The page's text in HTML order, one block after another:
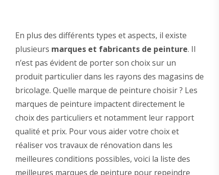
En plus des différents types et aspects, il existe
plusieurs marques et fabricants de peinture. Il
n’est pas évident de porter son choix sur un
produit particulier dans les rayons des magasins de
bricolage. Quelle marque de peinture choisir ? Les
marques de peinture impactent directement le
choix des particuliers et notamment leur rapport
qualité et prix. Pour vous aider votre choix et
réaliser vos travaux de rénovation dans les
meilleures conditions possibles, voici la liste des
meilleures marques de peinture pour repeindre